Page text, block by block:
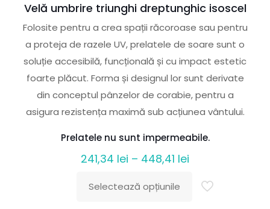
Velă umbrire triunghi dreptunghic isoscel
Folosite pentru a crea spații răcoroase sau pentru
a proteja de razele UV, prelatele de soare sunt o
soluție accesibilă, funcțională și cu impact estetic
foarte plăcut. Forma și designul lor sunt derivate
din conceptul pânzelor de corabie, pentru a
asigura rezistența maximă sub acțiunea vântului.
Prelatele nu sunt impermeabile.
241,34 lei – 448,41 lei
prețuri:
Selectează opțiunile
Acest